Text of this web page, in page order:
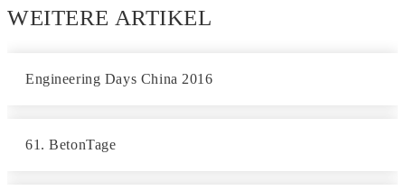
WEITERE ARTIKEL
Engineering Days China 2016
61. BetonTage